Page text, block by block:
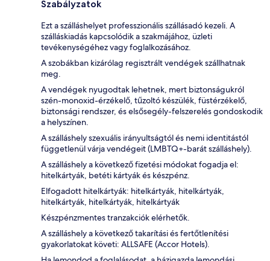
Szabályzatok
Ezt a szálláshelyet professzionális szállásadó kezeli. A
szálláskiadás kapcsolódik a szakmájához, üzleti
tevékenységéhez vagy foglalkozásához.
A szobákban kizárólag regisztrált vendégek szállhatnak
meg.
A vendégek nyugodtak lehetnek, mert biztonságukról
szén-monoxid-érzékelő, tűzoltó készülék, füstérzékelő,
biztonsági rendszer, és elsősegély-felszerelés gondoskodik
a helyszínen.
A szálláshely szexuális irányultságtól és nemi identitástól
függetlenül várja vendégeit (LMBTQ+-barát szálláshely).
A szálláshely a következő fizetési módokat fogadja el:
hitelkártyák, betéti kártyák és készpénz.
Elfogadott hitelkártyák: hitelkártyák, hitelkártyák,
hitelkártyák, hitelkártyák, hitelkártyák
Készpénzmentes tranzakciók elérhetők.
A szálláshely a következő takarítási és fertőtlenítési
gyakorlatokat követi: ALLSAFE (Accor Hotels).